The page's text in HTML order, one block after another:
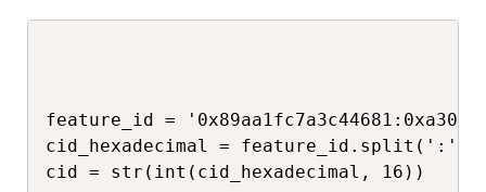
feature_id =
cid_hexadecimal =
cid = str(int(cid_hexadecimal, 16))